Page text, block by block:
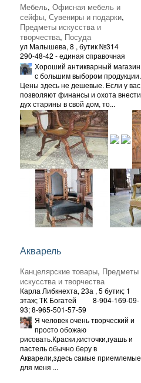
Мебель, Офисная мебель и
сейфы, Сувениры и подарки,
Предметы искусства и
творчества, Посуда
ул Малышева, 8 , бутик №314
290-48-42 - единая справочная
Хороший антикварный магазин
с большим выбором продукции.
Цены здесь не дешевые. Если у вас
позволяют финансы и охота внести
дух старины в свой дом, то...
Акварель
Канцелярские товары, Предметы
искусства и творчества
Карла Либкнехта, 23а , 5 бутик; 1
этаж; ТК Богатей
8-904-169-09-
93; 8-965-501-57-59
Я человек очень творческий и
просто обожаю
рисовать.Краски,кисточки,гуашь и
пастель обычно беру в
Акварели,здесь самые приемлемые
для меня ...